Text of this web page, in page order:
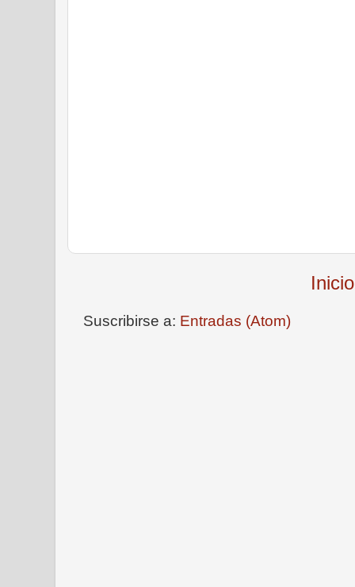
Inicio
Suscribirse a: Entradas (Atom)